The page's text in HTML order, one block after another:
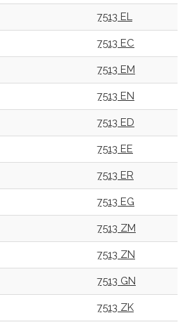
7513 EL
7513 EC
7513 EM
7513 EN
7513 ED
7513 EE
7513 ER
7513 EG
7513 ZM
7513 ZN
7513 GN
7513 ZK